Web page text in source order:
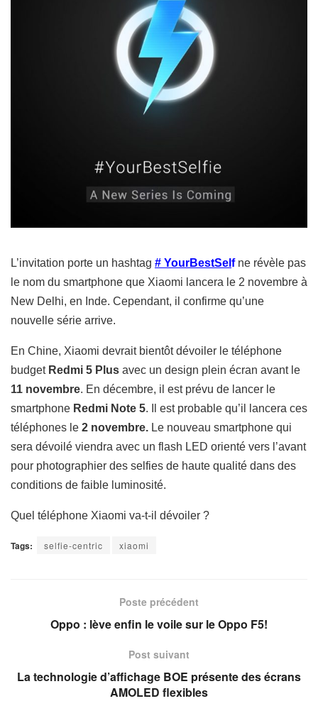
L’invitation porte un hashtag # YourBestSel f ne révèle pas
le nom du smartphone que Xiaomi lancera le 2 novembre à
New Delhi, en Inde. Cependant, il confirme qu’une
nouvelle série arrive.
En Chine, Xiaomi devrait bientôt dévoiler le téléphone
budgetRedmi 5 Plus avec un design plein écran avant le
11 novembre. En décembre, il est prévu de lancer le
smartphone Redmi Note 5. Il est probable qu’il lancera ces
téléphones le 2 novembre. Le nouveau smartphone qui
sera dévoilé viendra avec un flash LED orienté vers l’avant
pour photographier des selfies de haute qualité dans des
conditions de faible luminosité.
Quel téléphone Xiaomi va-t-il dévoiler ?
Tags: selfie-centric xiaomi
Poste précédent
Oppo : lève enfin le voile sur le Oppo F5!
Post suivant
La technologie d’affichage BOE présente des écrans
AMOLED flexibles